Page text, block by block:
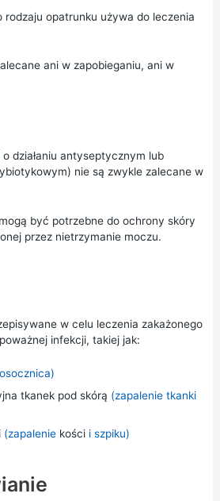
rodzaju opatrunku używa do leczenia
ani w zapobieganiu, ani w
działaniu antyseptycznym lub
nie są zwykle zalecane w
być potrzebne do ochrony skóry
przez nietrzymanie moczu.
w celu leczenia zakażonego
infekcji, takiej jak:
tkanek pod skórą (zapalenie tkanki
(zapaleniekości i szpiku)